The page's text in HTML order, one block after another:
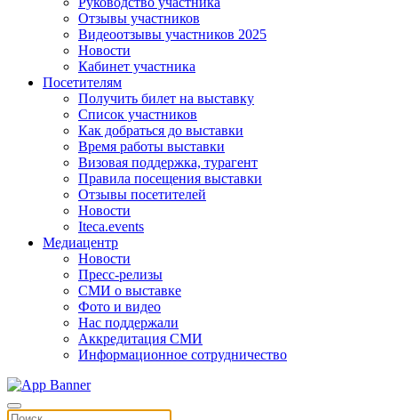
Отзывы участников
Видеоотзывы участников 2025
Новости
Кабинет участника
Посетителям
Получить билет на выставку
Список участников
Как добраться до выставки
Время работы выставки
Визовая поддержка, турагент
Правила посещения выставки
Отзывы посетителей
Новости
Iteca.events
Медиацентр
Новости
Пресс-релизы
СМИ о выставке
Фото и видео
Нас поддержали
Аккредитация СМИ
Информационное сотрудничество